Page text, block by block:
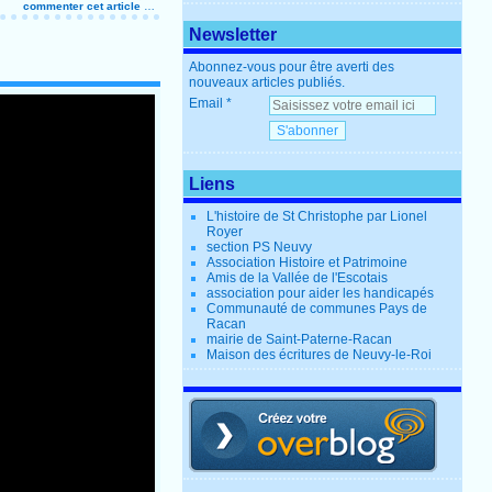
commenter cet article
Newsletter
Abonnez-vous pour être averti des
nouveaux articles publiés.
Email
Liens
L'histoire de St Christophe par Lionel
Royer
section PS Neuvy
Association Histoire et Patrimoine
Amis de la Vallée de l'Escotais
association pour aider les handicapés
Communauté de communes Pays de
Racan
mairie de Saint-Paterne-Racan
Maison des écritures de Neuvy-le-Roi